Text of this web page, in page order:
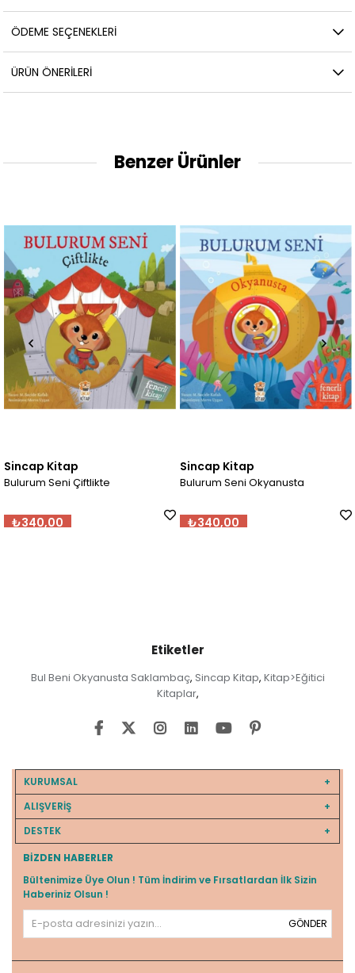
ÖDEME SEÇENEKLERI
ÜRÜN ÖNERILERI
Benzer Ürünler
Bulurum Seni Okyanusta Bulurum Seni
Etiketler
Bul Beni Okyanusta Saklambaç, Sincap Kitap, Kitap>Eğitici
Kitaplar,
KURUMSAL
ALIŞVERİŞ
DESTEK
BIZDEN HABERLER
Bültenimize Üye Olun ! Tüm İndirim ve Fırsatlardan İlk Sizin
Haberiniz Olsun !
GÖNDER